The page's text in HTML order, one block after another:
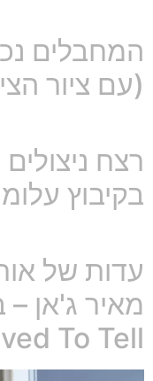
המחבלים
(עם ציור
רצח
בקיבוץ
עדות של
מאיר ג'אן –
To Tell